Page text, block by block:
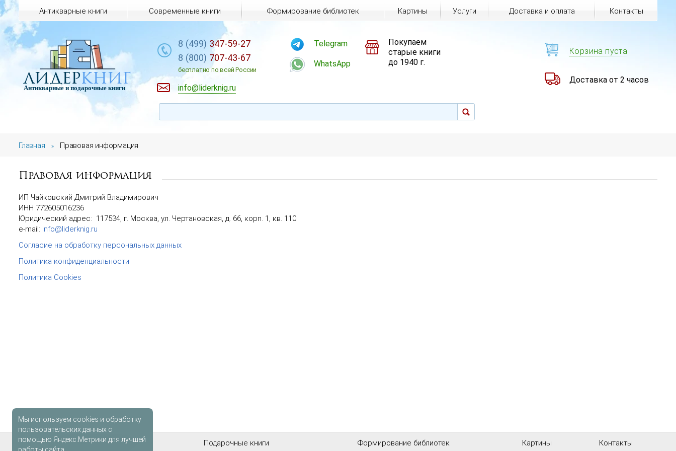
Главная » Правовая информация
Правовая информация
ИП Чайковский Дмитрий Владимирович
ИНН 772605016236
Юридический адрес: 117534, г. Москва, ул. Чертановская, д. 66, корп. 1, кв. 110
e-mail: info@liderknig.ru
Согласие на обработку персональных данных
Политика конфиденциальности
Политика Cookies
Антикварные книги Современные книги Формирование библиотек Картины Услуги Доставка и оплата Контакты
лидеркниг
Антикварные и подарочные книги
8 (499) 347-59-27
8 (800) 707-43-67
бесплатно по всей России
info@liderknig.ru
Telegram
WhatsApp
Покупаем
старые книги
до 1940 г.
Корзина пуста
Доставка от 2 часов
Антикварные книги Подарочные книги Формирование библиотек Картины Контакты
Мы используем cookies и обработку
пользовательских данных с
помощью Яндекс.Метрики для лучшей